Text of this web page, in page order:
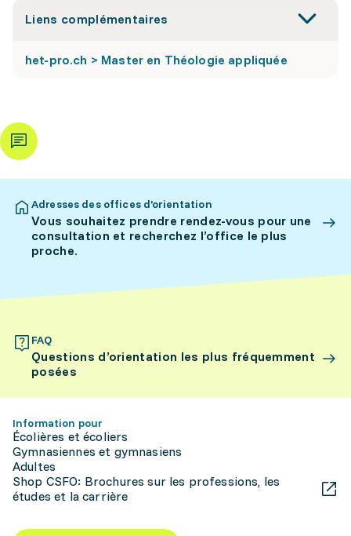
Liens complémentaires
het-pro.ch > Master en Théologie appliquée
Adresses des offices d’orientation
Vous souhaitez prendre rendez-vous pour une
consultation et recherchez l’office le plus
proche.
FAQ
Questions d’orientation les plus fréquemment
posées
Information pour
Écolières et écoliers
Gymnasiennes et gymnasiens
Adultes
Shop CSFO: Brochures sur les professions, les
études et la carrière